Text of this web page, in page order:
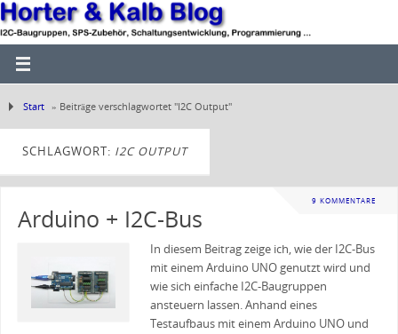
Start » Beiträge verschlagwortet "I2C Output"
SCHLAGWORT: I2C OUTPUT
9 KOMMENTARE
Arduino + I2C-Bus
In diesem Beitrag zeige ich, wie der I2C‑Bus
mit einem Arduino UNO genutzt wird und
wie sich einfache I2C‑Baugruppen
ansteuern lassen. Anhand eines
Testaufbaus mit einem Arduino UNO und